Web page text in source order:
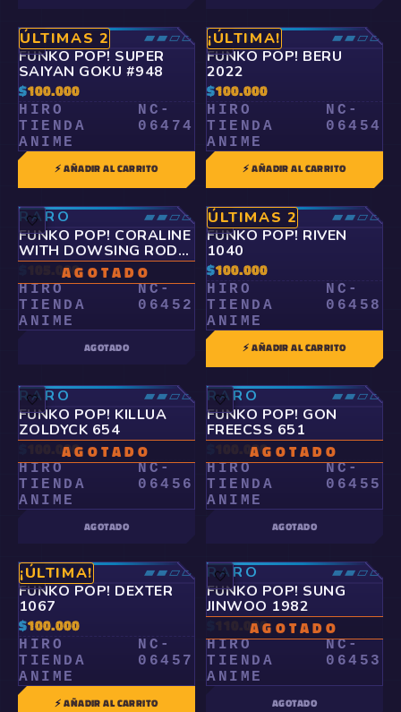
🤍
ÚLTIMAS 2
RARO
▰▰▱▱
FUNKO POP! SUPER
SAIYAN GOKU #948
$100.000
HIRO
TIENDA
ANIME
NC-
06474
⚡ AÑADIR AL CARRITO
🤍
¡ÚLTIMA!
RARO
▰▰▱▱
FUNKO POP! BERU
2022
$100.000
HIRO
TIENDA
ANIME
NC-
06454
⚡ AÑADIR AL CARRITO
🤍
AGOTADO
RARO
▰▰▱▱
FUNKO POP! CORALINE
WITH DOWSING ROD
1661105.000
HIRO
TIENDA
ANIME
NC-
06452
AGOTADO
🤍
ÚLTIMAS 2
RARO
▰▰▱▱
FUNKO POP! RIVEN
1040
$100.000
HIRO
TIENDA
ANIME
NC-
06458
⚡ AÑADIR AL CARRITO
🤍
AGOTADO
RARO
▰▰▱▱
FUNKO POP! KILLUA
ZOLDYCK 654
100.000
HIRO
TIENDA
ANIME
NC-
06456
AGOTADO
🤍
AGOTADO
RARO
▰▰▱▱
FUNKO POP! GON
FREECSS 651
100.000
HIRO
TIENDA
ANIME
NC-
06455
AGOTADO
🤍
¡ÚLTIMA!
RARO
▰▰▱▱
FUNKO POP! DEXTER
1067
$100.000
HIRO
TIENDA
ANIME
NC-
06457
⚡ AÑADIR AL CARRITO
🤍
AGOTADO
RARO
▰▰▱▱
FUNKO POP! SUNG
JINWOO 1982
110.000
HIRO
TIENDA
ANIME
NC-
06453
AGOTADO